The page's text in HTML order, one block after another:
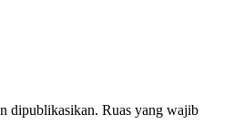
dipublikasikan. Ruas yang wajib